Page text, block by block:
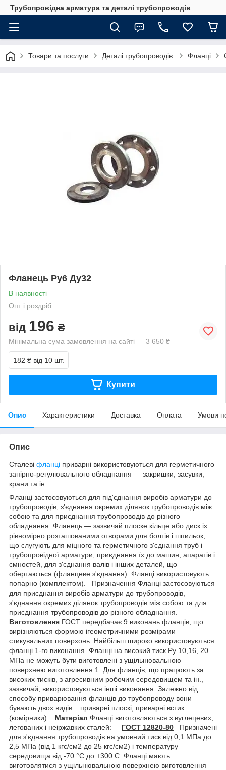
Трубопровідна арматура та деталі трубопроводів
Товари та послуги Деталі трубопроводів. Фланці
Фланець Ру6 Ду32
В наявності
Опт і роздріб
від 196 ₴
Мінімальна сума замовлення на сайті — 3 650 ₴
182 ₴ від 10 шт.
Купити
Опис Характеристики Доставка Оплата Умови
Опис
Сталеві фланці приварні використовуються для герметичного
запірно-регулювального обладнання — закришки, засувки,
крани та ін.
Фланці застосовуються для під'єднання виробів арматури до
трубопроводів, з'єднання окремих ділянок трубопроводів між
собою та для приєднання трубопроводів до різного
обладнання. Фланець — зазвичай плоске кільце або диск із
рівномірно розташованими отворами для болтів і шпильок,
що слугують для міцного та герметичного з'єднання труб і
трубопровідної арматури, приєднання їх до машин, апаратів і
ємностей, для з'єднання валів і інших деталей, що
обертаються (фланцеве з'єднання). Фланці використовують
попарно (комплектом). Призначення Фланці застосовуються
для приєднання виробів арматури до трубопроводів,
з'єднання окремих ділянок трубопроводів між собою та для
приєднання трубопроводів до різного обладнання.
Виготовлення ГОСТ передбачає 9 виконань фланців, що
вирізняються формою ігеометричними розмірами
стикувальних поверхонь. Найбільш широко використовуються
фланці 1-го виконання. Фланці на високий тиск Ру 10,16, 20
МПа не можуть бути виготовлені з ущільнювальною
поверхнею виготовлення 1. Для фланців, що працюють за
високих тисків, з агресивним робочим середовищем та ін.,
зазвичай, використовуються інші виконання. Залежно від
способу приварювання фланців до трубопроводу вони
бувають двох видів: приварні плоскі; приварні встик
(комірники). Матеріал Фланці виготовляються з вуглецевих,
легованих і неіржавких сталей: ГОСТ 12820-80 Призначені
для з'єднання трубопроводів на умовний тиск від 0,1 МПа до
2,5 МПа (від 1 кгс/см2 до 25 кгс/см2) і температуру
середовища від -70 °C до +300 С. Фланці мають
виготовлятися з ущільнювальною поверхнею виготовлення